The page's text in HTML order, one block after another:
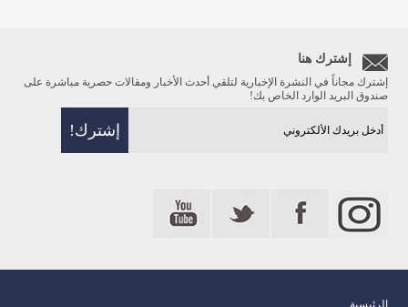
إشترك هنا
إشترك مجاناً في النشرة الإخبارية لتلقي أحدث الأخبار ومقالات حصرية مباشرة على
صندوق البريد الوارد الخاص بك!